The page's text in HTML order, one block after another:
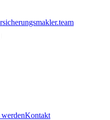
Kontakt